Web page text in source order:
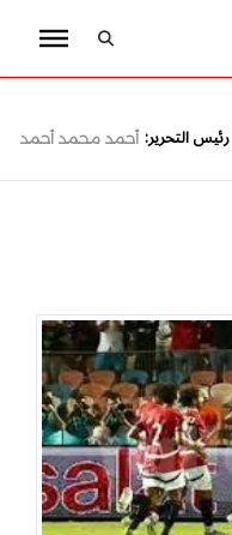
رئيس التحرير: أحمد محمد أحمد